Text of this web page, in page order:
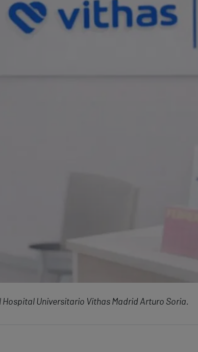
Universitario Vithas Madrid Arturo Soria.